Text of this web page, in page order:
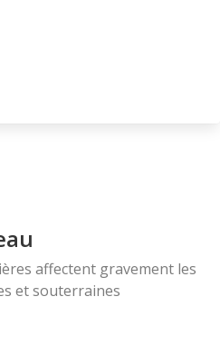
affectent gravement les
et souterraines